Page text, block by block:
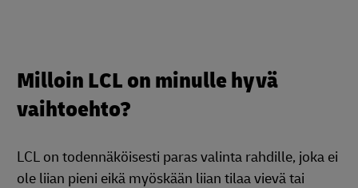
Milloin LCL on minulle hyvä
vaihtoehto?
LCL on todennäköisesti paras valinta rahdille, joka ei
ole liian pieni eikä myöskään liian tilaa vievä tai